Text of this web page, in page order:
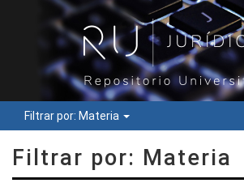
Filtrar por: Materia
Filtrar por: Materia